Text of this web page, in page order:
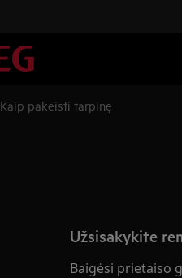
Kaip pakeisti tarpinę
Užsisakykite
Baigėsi prietaiso